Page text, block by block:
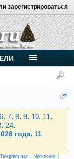
зарегистрироваться
чате.
от
. 24
года, 11
чате.
Telegram чат Чип-тюниг